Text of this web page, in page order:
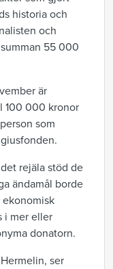
historia och
och
55 000
är
100 000 kronor
som
rejäla stöd de
ändamål borde
ekonomisk
i mer eller
donatorn.
ser